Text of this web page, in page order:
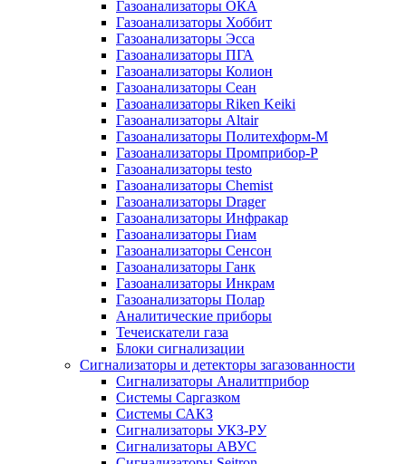
Газоанализаторы ОКА
Газоанализаторы Хоббит
Газоанализаторы Эсса
Газоанализаторы ПГА
Газоанализаторы Колион
Газоанализаторы Сеан
Газоанализаторы Riken Keiki
Газоанализаторы Altair
Газоанализаторы Политехформ-М
Газоанализаторы Промприбор-Р
Газоанализаторы testo
Газоанализаторы Chemist
Газоанализаторы Drager
Газоанализаторы Инфракар
Газоанализаторы Гиам
Газоанализаторы Сенсон
Газоанализаторы Ганк
Газоанализаторы Инкрам
Газоанализаторы Полар
Аналитические приборы
Течеискатели газа
Блоки сигнализации
Сигнализаторы и детекторы загазованности
Сигнализаторы Аналитприбор
Системы Саргазком
Системы САКЗ
Сигнализаторы УКЗ-РУ
Сигнализаторы АВУС